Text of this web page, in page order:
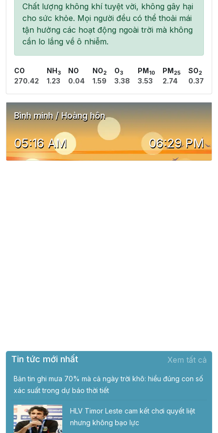
Chất lượng không khí tuyệt vời, không gây hại
cho sức khỏe. Mọi người đều có thể thoải mái
tận hưởng các hoạt động ngoài trời mà không
cần lo lắng về ô nhiễm.
CO
270.42
NH 3
1.23
NO
0.04
NO2
1.59
O3
3.38
PM 10
3.53
PM 25
2.74
SO2
0.37
Bình minh / Hoàng hôn
05:16 AM 06:29 PM
Tin tức mới nhất Xem tất cả
Bản tin ghi mưa 70% mà cả ngày trời khô: hiểu đúng con số
xác suất trong dự báo thời tiết
HLV Timor Leste cam kết chơi quyết liệt
nhưng không bạo lực